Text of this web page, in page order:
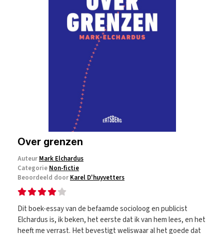
Over grenzen
Auteur Mark Elchardus
Categorie Non-fictie
Beoordeeld door Karel D'huyvetters
Dit boek-essay van de befaamde socioloog en publicist
Elchardus is, ik beken, het eerste dat ik van hem lees, en het
heeft me verrast. Het bevestigt weliswaar al het goede dat